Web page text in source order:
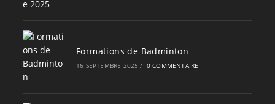
Formations de Badminton
16 SEPTEMBRE 2025 / 0 COMMENTAIRE